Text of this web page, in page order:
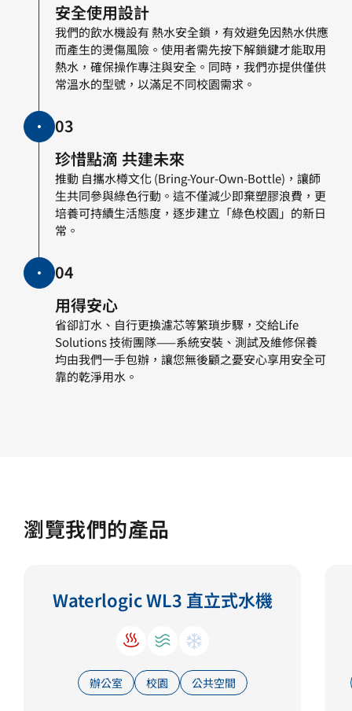
安全使用設計
我們的飲水機設有 熱水安全鎖，有效避免因熱水供應
而產生的燙傷風險。使用者需先按下解鎖鍵才能取用
熱水，確保操作專注與安全。同時，我們亦提供僅供
常溫水的型號，以滿足不同校園需求。
03
珍惜點滴 共建未來
推動 自攜水樽文化 (Bring-Your-Own-Bottle)，讓師
生共同參與綠色行動。這不僅減少即棄塑膠浪費，更
培養可持續生活態度，逐步建立「綠色校園」的新日
常。
04
用得安心
省卻訂水、自行更換濾芯等繁瑣步驟，交給Life
Solutions 技術團隊——系統安裝、測試及維修保養
均由我們一手包辦，讓您無後顧之憂安心享用安全可
靠的乾淨用水。
瀏覽我們的產品
Waterlogic WL3 直立式水機
辦公室 校園 公共空間